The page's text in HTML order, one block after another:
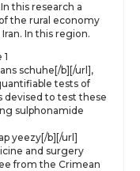
this research a
the rural economy
In this region.
schuhe[/b][/url],
tests of
devised to test these
sulphonamide
yeezy[/b][/url]
and surgery
from the Crimean